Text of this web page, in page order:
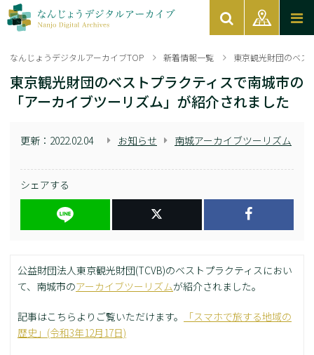
なんじょうデジタルアーカイブTOP 新着情報一覧 東京観光財団のベス
東京観光財団のベストプラクティスで南城市の
「アーカイブツーリズム」が紹介されました
更新： 2022.02.04 お知らせ 南城アーカイブツーリズム
シェアする
公益財団法人東京観光財団(TCVB)のベストプラクティスにおい
て、南城市のアーカイブツーリズムが紹介されました。
記事はこちらよりご覧いただけます。
「スマホで旅する地域の
歴史」(令和3年12月17日)